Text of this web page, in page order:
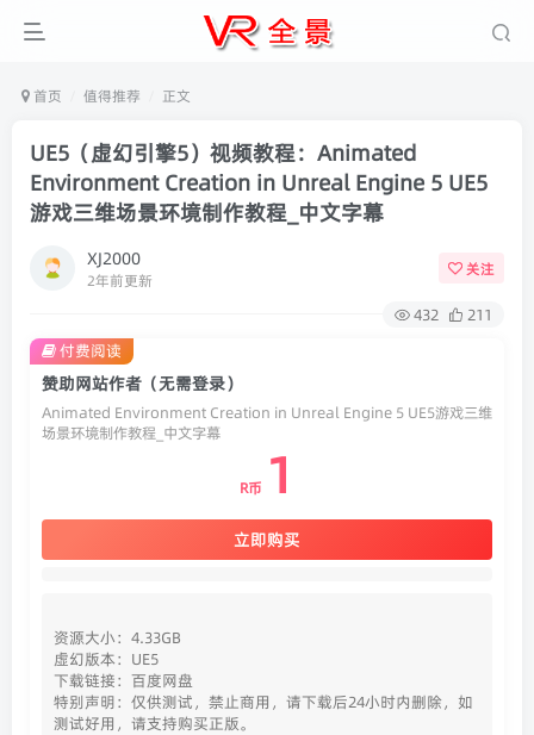
首页 值得推荐 正文
UE5（虚幻引擎5）视频教程：Animated
Environment Creation in Unreal Engine 5 UE5
游戏三维场景环境制作教程_中文字幕
XJ2000
2年前更新
关注
432 211
赞助网站作者（无需登录）
Animated Environment Creation in Unreal Engine 5 UE5游戏三维
场景环境制作教程_中文字幕
R币 1
立即购买
资源大小：4.33GB
虚幻版本：UE5
下载链接：百度网盘
特别声明：仅供测试，禁止商用，请下载后24小时内删除，如
测试好用，请支持购买正版。
付费阅读